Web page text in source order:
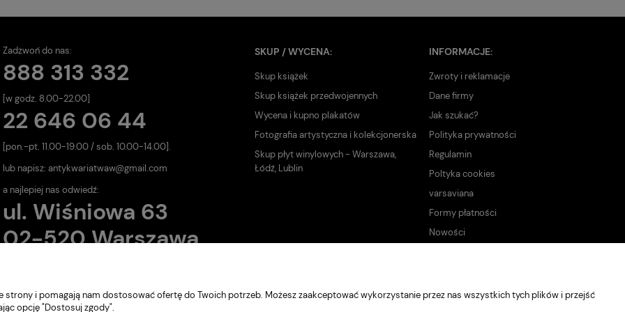
Zadzwoń do nas:
888 313 332
[w godz. 8.00-22.00]
22 646 06 44
[pon.-pt. 11.00-19.00 / sob. 10.00-14.00].
lub napisz: antykwariatwaw@gmail.com
a najlepiej nas odwiedź:
ul. Wiśniowa 63
02-520 Warszawa
SKUP / WYCENA:
Skup książek
Skup książek przedwojennych
Wycena i kupno plakatów
Fotografia artystyczna i kolekcjonerska
Skup płyt winylowych - Warszawa,
Łódź, Lublin
INFORMACJE:
Zwroty i reklamacje
Dane firmy
Jak szukać?
Polityka prywatności
Regulamin
Poltyka cookies
varsaviana
Formy płatności
Nowości
strony i pomagają nam dostosować ofertę do Twoich potrzeb. Możesz zaakceptować wykorzystanie przez nas wszystkich tych plików i przejść
opcję "Dostosuj zgody".